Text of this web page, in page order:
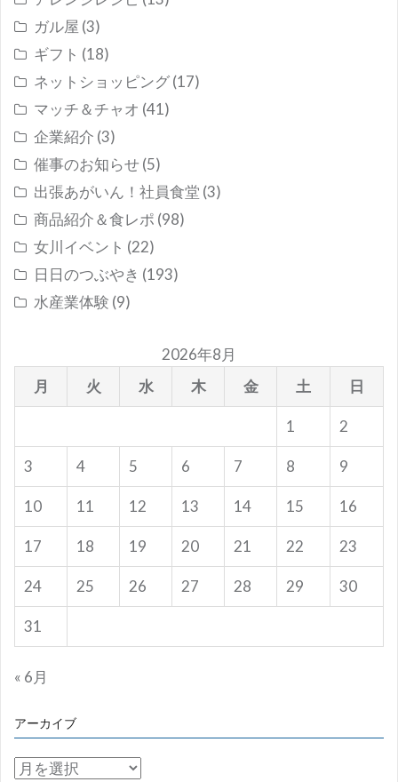
ガル屋 (3)
ギフト (18)
ネットショッピング(17)
マッチ＆チャオ (41)
企業紹介 (3)
催事のお知らせ(5)
出張あがいん！社員食堂 (3)
商品紹介＆食レポ (98)
女川イベント (22)
日日のつぶやき (193)
水産業体験 (9)
2026年8月
月
火 水 木 金 土 日
1 2
3 4 5 6 7 8 9
10 11 12 13 14 15 16
17 18 19 20 21 22 23
24 25 26 27 28 29 30
31
« 6月
アーカイブ
ア